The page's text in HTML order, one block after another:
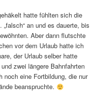
hatte fühlten sich die
an und es dauerte, bis
Aber dann flutschte
vor dem Urlaub hatte ich
der Urlaub selber hatte
zwei längere Bahnfahrten
noch eine Fortbildung, die nur
beanspruchte.